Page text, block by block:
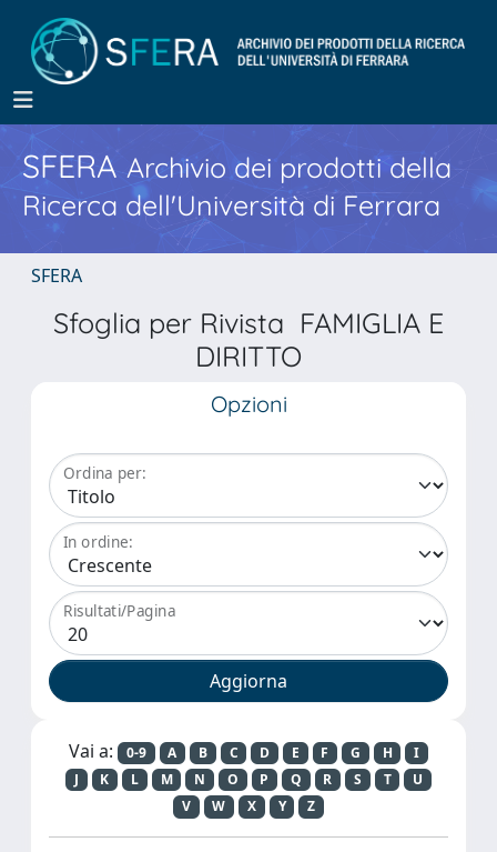
SFERA Archivio dei prodotti della
Ricerca dell'Università di Ferrara
SFERA
Sfoglia per Rivista FAMIGLIA E
DIRITTO
Opzioni
Ordina per:
In ordine:
Risultati/Pagina
Vai a: 0-9 A B C D E F G H
I
J
K L M N O P Q R S T
U
V
W X Y Z